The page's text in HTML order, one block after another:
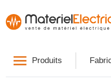
Produits